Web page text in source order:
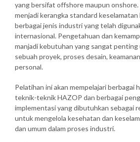
yang bersifat offshore maupun
menjadi kerangka standard
berbagai jenis industri yang telah
internasional. Pengetahuan dan
manjadi kebutuhan yang sangat
sebuah proyek, proses desain,
personal.
Pelatihan ini akan mempelajari berbagai
teknik-teknik HAZOP dan berbagai
implementasi yang dibutuhkan sebagai
untuk mengelola kesehatan dan
dan umum dalam proses industri.